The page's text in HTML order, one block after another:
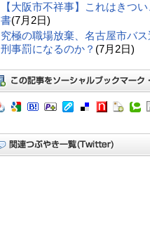
【大阪市不祥事】これはきつ
書(7月2日)
究極の職場放棄、名古屋市バ
刑事罰になるのか？ (7月2日)